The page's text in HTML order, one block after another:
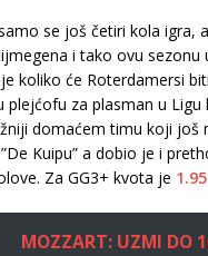
se još četiri kola
i tako ovu
koliko će Roterdamersi
za plasman u
domaćem timu koji
Kuipu” a dobio je i
Za GG3+ kvota je 1.95
MOZZART: UZMI DO